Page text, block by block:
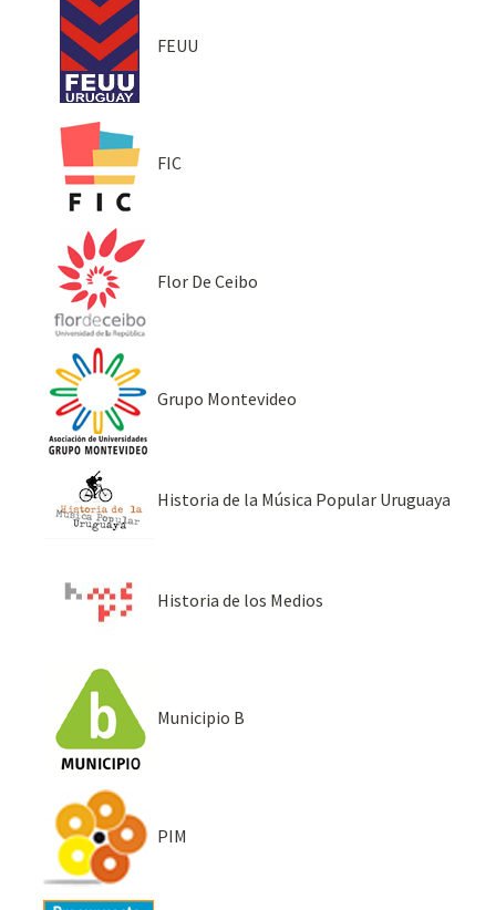
FEUU
FIC
Flor De Ceibo
Grupo Montevideo
Historia de la Música Popular Uruguaya
Historia de los Medios
Municipio B
PIM